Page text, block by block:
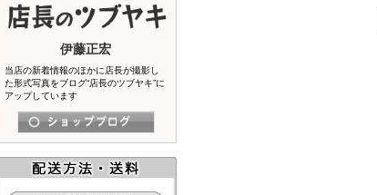
伊藤正宏
当店の新着情報のほかに店長が撮影し
た形式写真をブログ“店長のツブヤキ”に
アップしています